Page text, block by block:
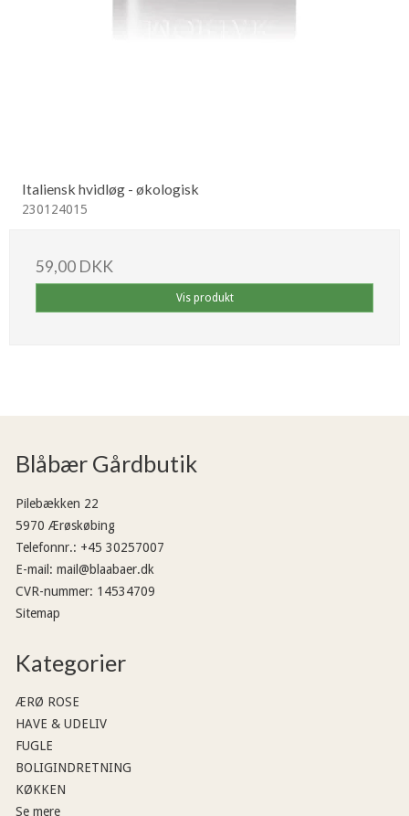
Italiensk hvidløg - økologisk
230124015
59,00 DKK
Vis produkt
Blåbær Gårdbutik
Pilebækken 22
5970 Ærøskøbing
Telefonnr.: +45 30257007
E-mail : mail@blaabaer.dk
CVR-nummer: 14534709
Sitemap
Kategorier
ÆRØ ROSE
HAVE & UDELIV
FUGLE
BOLIGINDRETNING
KØKKEN
Se mere